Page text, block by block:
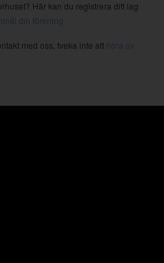
Här kan du registrera ditt lag
din förening
med oss, tveka inte att höra av